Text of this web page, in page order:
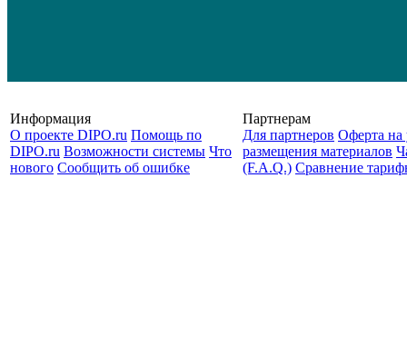
Информация
О проекте DIPO.ru Помощь по
DIPO.ru Возможности системы Что
нового Сообщить об ошибке
Партнерам
Для партнеров Оферта на
размещения материалов
(F.A.Q.) Cравнение